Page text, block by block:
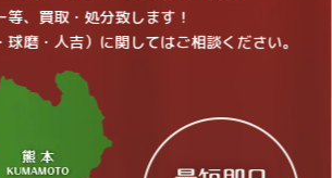
、買取・処分致します！
磨・人吉）に関してはご相談ください。